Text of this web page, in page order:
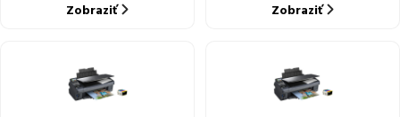
Zobraziť Zobraziť